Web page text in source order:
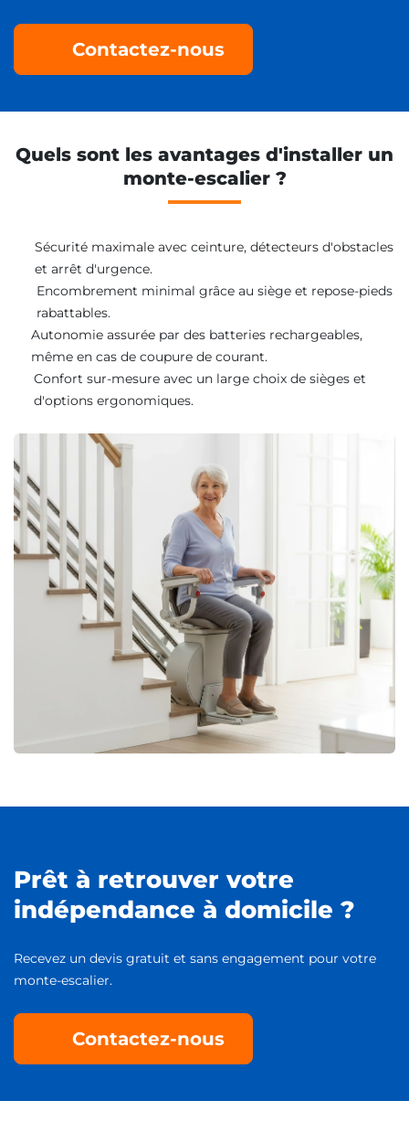
Contactez-nous
Quels sont les avantages d'installer un
monte-escalier ?
Sécurité maximale avec ceinture, détecteurs d'obstacles
et arrêt d'urgence.
Encombrement minimal grâce au siège et repose-pieds
rabattables.
Autonomie assurée par des batteries rechargeables,
même en cas de coupure de courant.
Confort sur-mesure avec un large choix de sièges et
d'options ergonomiques.
Prêt à retrouver votre
indépendance à domicile ?
Recevez un devis gratuit et sans engagement pour votre
monte-escalier.
Contactez-nous